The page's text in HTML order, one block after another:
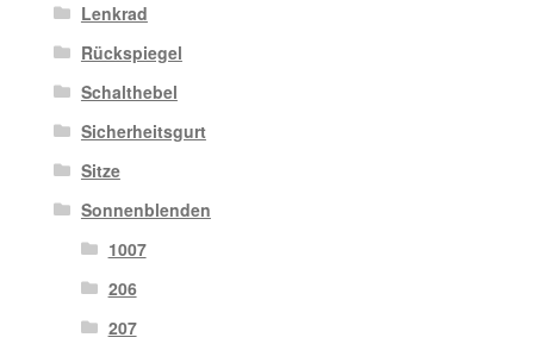
Lenkrad
Rückspiegel
Schalthebel
Sicherheitsgurt
Sitze
Sonnenblenden
1007
206
207